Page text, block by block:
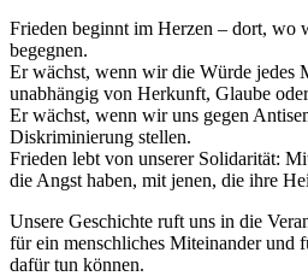
Frieden beginnt im Herzen – dort, wo
begegnen.
Er wächst, wenn wir die Würde jedes
unabhängig von Herkunft, Glaube
Er wächst, wenn wir uns gegen
Diskriminierung stellen.
Frieden lebt von unserer Solidarität:
die Angst haben, mit jenen, die ihre
Unsere Geschichte ruft uns in die
für ein menschliches Miteinander und
dafür tun können.